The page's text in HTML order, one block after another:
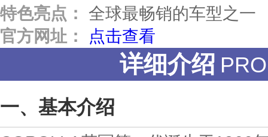
特色亮点：
全球最畅销的车型之一
官方网址：
点击查看
详细介绍
基本介绍